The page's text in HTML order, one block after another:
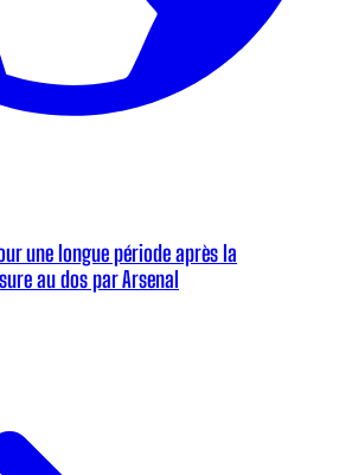
une longue période après la
au dos par Arsenal